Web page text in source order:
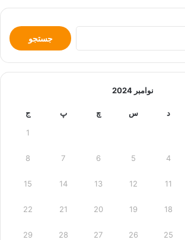
جستجو
برای:
نوامبر 2024
د س چ پ ج
1
4
5
6
7
8
11
12
13
14
15
18
19
20
21
22
25
26
27
28
29